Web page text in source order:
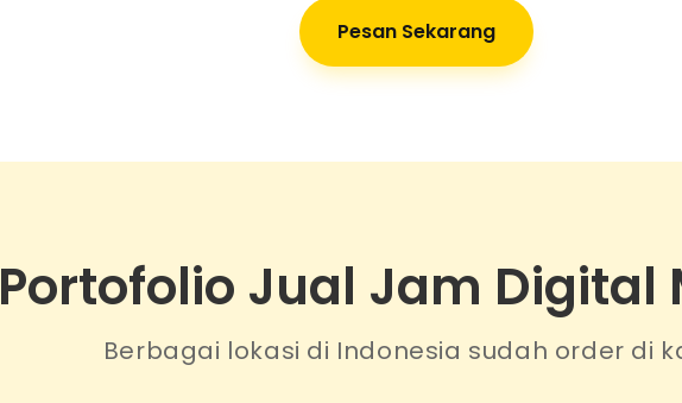
Pesan Sekarang
Portofolio Jual Jam Digital
Berbagai lokasi di Indonesia sudah order di